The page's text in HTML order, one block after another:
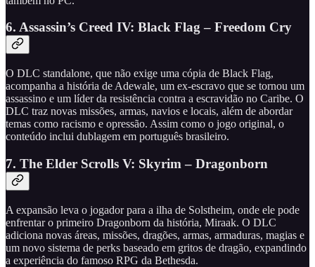
6. Assassin’s Creed IV: Black Flag – Freedom Cry
O DLC standalone, que não exige uma cópia de Black Flag,
acompanha a história de Adewale, um ex-escravo que se tornou um
assassino e um líder da resistência contra a escravidão no Caribe. O
DLC traz novas missões, armas, navios e locais, além de abordar
temas como racismo e opressão. Assim como o jogo original, o
conteúdo inclui dublagem em português brasileiro.
7. The Elder Scrolls V: Skyrim – Dragonborn
A expansão leva o jogador para a ilha de Solstheim, onde ele pode
enfrentar o primeiro Dragonborn da história, Miraak. O DLC
adiciona novas áreas, missões, dragões, armas, armaduras, magias e
um novo sistema de perks baseado em gritos de dragão, expandindo
a experiência do famoso RPG da Bethesda.